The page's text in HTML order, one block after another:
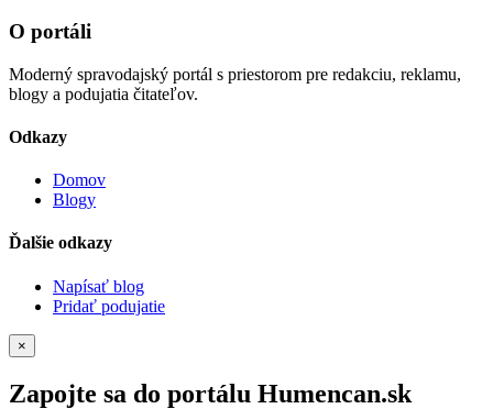
O portáli
Moderný spravodajský portál s priestorom pre redakciu, reklamu,
blogy a podujatia čitateľov.
Odkazy
Domov
Blogy
Ďalšie odkazy
Napísať blog
Pridať podujatie
×
Zapojte sa do portálu Humencan.sk